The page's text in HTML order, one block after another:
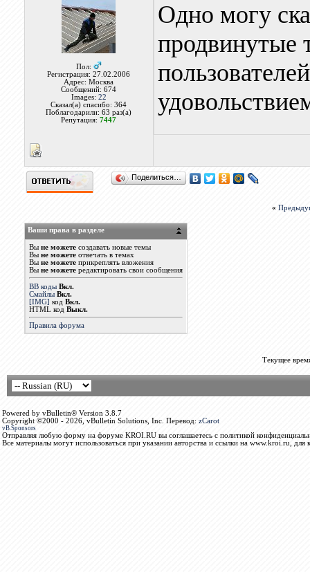
Пол:
Регистрация: 27.02.2006
Адрес: Москва
Сообщений: 674
Images: 22
Сказал(а) спасибо: 364
Поблагодарили: 63 раз(а)
Репутация:7447
Одно могу
продвинутые
Поделиться…
«
Ваши права в разделе
Вы не можетесоздавать новые темы
Вы не можетеотвечать в темах
Вы не можетеприкреплять вложения
Вы не можетередактировать свои сообщения
BB коды Вкл.
Смайлы Вкл.
[IMG] код Вкл.
HTML код Выкл.
Правила форума
Текущее
Powered by vBulletin® Version 3.8.7
Copyright ©2000 - 2026, vBulletin Solutions, Inc. Перевод: zCarot
vB.Sponsors
Отправляя любую форму на форуме KROI.RU вы соглашаетесь с политикой
Все материалы могут использоваться при указании авторства и ссылки на www.kroi.ru, для